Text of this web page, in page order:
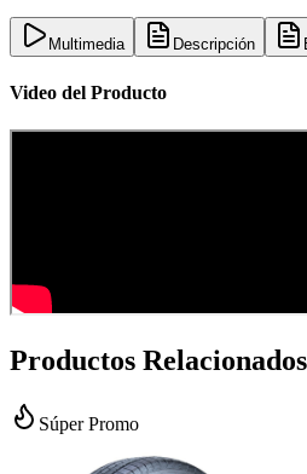
Multimedia Descripción
Video del Producto
Productos Relacionados
Súper Promo